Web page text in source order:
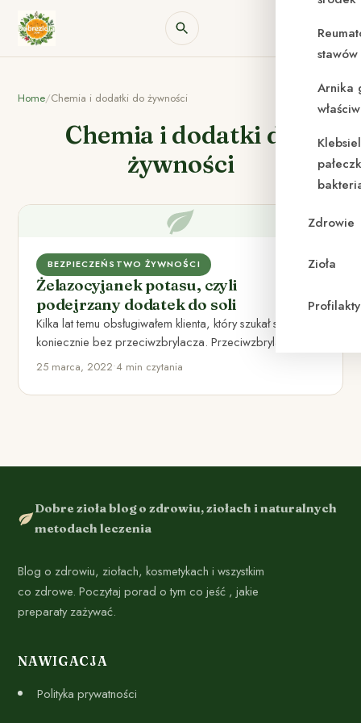
Arnika
Zdrowie
Zioła
Home/Chemia i dodatki do żywności
Chemia i dodatki do
żywności
BEZPIECZEŃSTWO ŻYWNOŚCI
Żelazocyjanek potasu, czyli
podejrzany dodatek do soli
Kilka lat temu obsługiwałem klienta, który szukał soli, ale
koniecznie bez przeciwzbrylacza. Przeciwzbrylaczem w
soli jest żelazocyjanek potasu,…
25 marca, 2022•4 min czytania
Dobre zioła blog o zdrowiu, ziołach i naturalnych
metodach leczenia
Blog o zdrowiu, ziołach, kosmetykach i wszystkim
co zdrowe. Poczytaj porad o tym co jeść , jakie
preparaty zażywać.
NAWIGACJA
Polityka prywatności